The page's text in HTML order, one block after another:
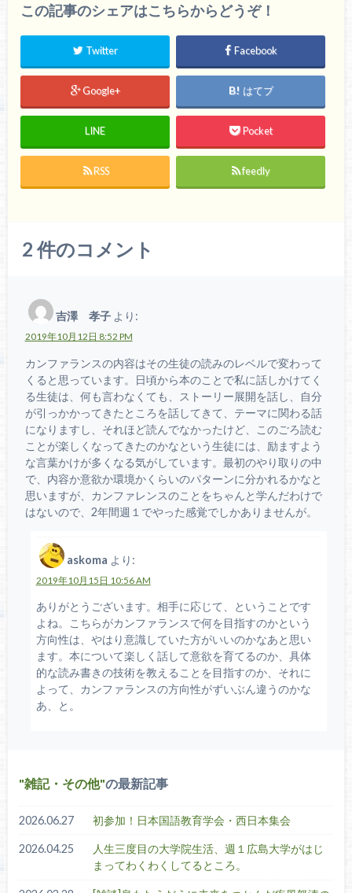
この記事のシェアはこちらからどうぞ！
Twitter Facebook
Google+ はてブ
LINE Pocket
RSS feedly
2 件のコメント
吉澤 孝子 より:
2019年10月12日 8:52 PM
カンファランスの内容はその生徒の読みのレベルで変わって
くると思っています。日頃から本のことで私に話しかけてく
る生徒は、何も言わなくても、ストーリー展開を話し、自分
が引っかかってきたところを話してきて、テーマに関わる話
になりますし、それほど読んでなかったけど、このごろ読む
ことが楽しくなってきたのかなという生徒には、励ますよう
な言葉かけが多くなる気がしています。最初のやり取りの中
で、内容か意欲か環境かくらいのパターンに分かれるかなと
思いますが、カンファレンスのことをちゃんと学んだわけで
はないので、2年間週１でやった感覚でしかありませんが。
askoma より:
2019年10月15日 10:56 AM
ありがとうございます。相手に応じて、ということです
よね。こちらがカンファランスで何を目指すのかという
方向性は、やはり意識していた方がいいのかなあと思い
ます。本について楽しく話して意欲を育てるのか、具体
的な読み書きの技術を教えることを目指すのか、それに
よって、カンファランスの方向性がずいぶん違うのかな
あ、と。
雑記・その他 の最新記事
2026.06.27 初参加！日本国語教育学会・西日本集会
2026.04.25
人生三度目の大学院生活、週１広島大学がはじ
まってわくわくしてるところ。